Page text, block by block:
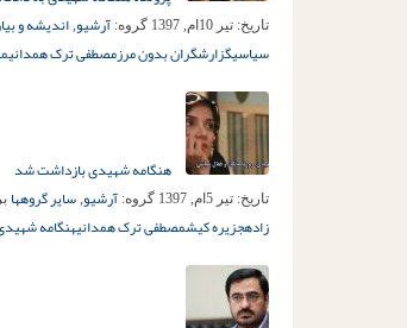
تاریخ: تیر 10ام, 1397 گروه: آرشیو, اندیشه و
سیاسیگزارشگران بدون مرزمصطفی ترک همدانی
هنگامه شهیدی بازداشت شد
تاریخ: تیر 5ام, 1397 گروه: آرشیو, سایر گروهها
زادهجزیره کیشمصطفی ترک همدانیهنگامه